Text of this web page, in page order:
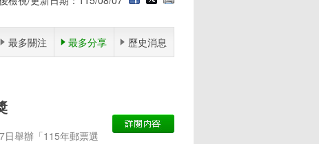
最多關注 最多分享 歷史消息
舉辦「115年郵票選